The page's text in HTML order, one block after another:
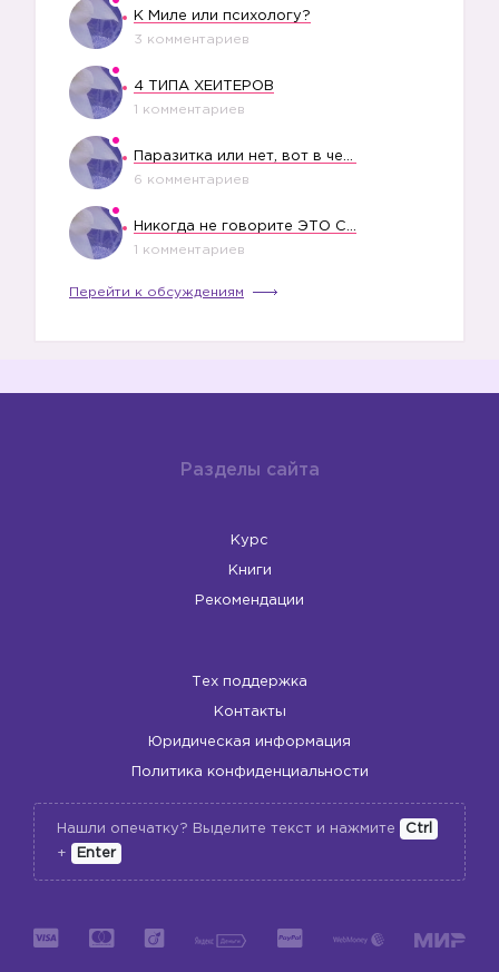
К Миле или психологу?
3 комментариев
4 ТИПА ХЕЙТЕРОВ
1 комментариев
6 комментариев
1 комментариев
Перейти к обсуждениям
Разделы сайта
Курс
Книги
Рекомендации
Тех поддержка
Контакты
Юридическая информация
Политика конфиденциальности
Нашли опечатку? Выделите текст и нажмите
Ctrl
+
Enter